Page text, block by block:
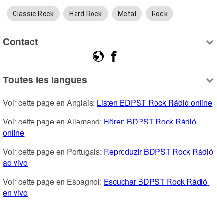
Classic Rock Hard Rock Metal Rock
Contact
Toutes les langues
Voir cette page en Anglais: Listen BDPST Rock Rádió online
Voir cette page en Allemand: Hören BDPST Rock Rádió
online
Voir cette page en Portugais: Reproduzir BDPST Rock Rádió
ao vivo
Voir cette page en Espagnol: Escuchar BDPST Rock Rádió
en vivo